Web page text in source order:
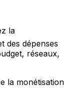
la
des dépenses
réseaux,
la monétisation